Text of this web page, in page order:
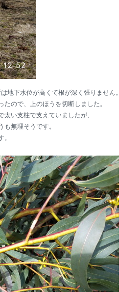
地下水位が高くて根が深く張りません。
ので、上のほうを切断しました。
い支柱で支えていましたが、
無理そうです。